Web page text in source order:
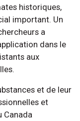
historiques,
important. Un
a
dans le
aux
et de leur
et
Canada